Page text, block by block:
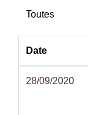
Toutes
Date
28/09/2020